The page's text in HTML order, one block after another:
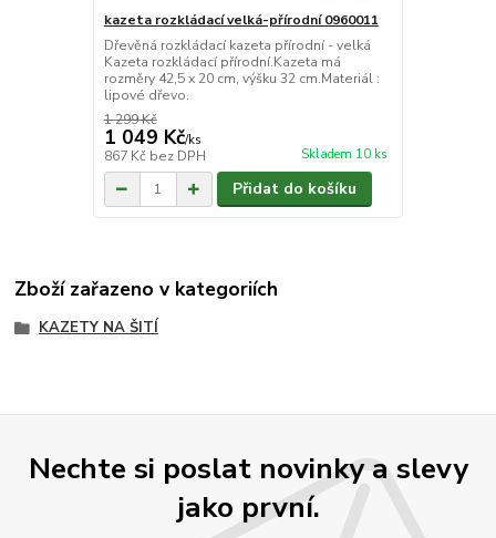
kazeta rozkládací velká-přírodní 0960011
Dřevěná rozkládací kazeta přírodní - velká
Kazeta rozkládací přírodní.Kazeta má
rozměry 42,5 x 20 cm, výšku 32 cm.Materiál :
lipové dřevo.
1 299 Kč
1 049 Kč/ks
867 Kč bez DPH Skladem 10 ks
Přidat do košíku
Zboží zařazeno v kategoriích
KAZETY NA ŠITÍ
Nechte si poslat novinky a slevy
jako první.